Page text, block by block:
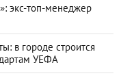
экс-топ-менеджер
в городе строится
УЕФА